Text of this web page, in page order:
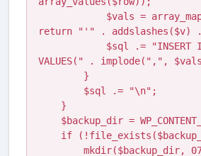
return "'" .
VALUES(" . implode(",",